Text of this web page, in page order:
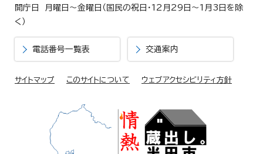
開庁日 月曜日～金曜日（国民の祝日・12月29日～1月3日を除
く）
電話番号一覧表 交通案内
サイトマップ このサイトについて ウェブアクセシビリティ方針